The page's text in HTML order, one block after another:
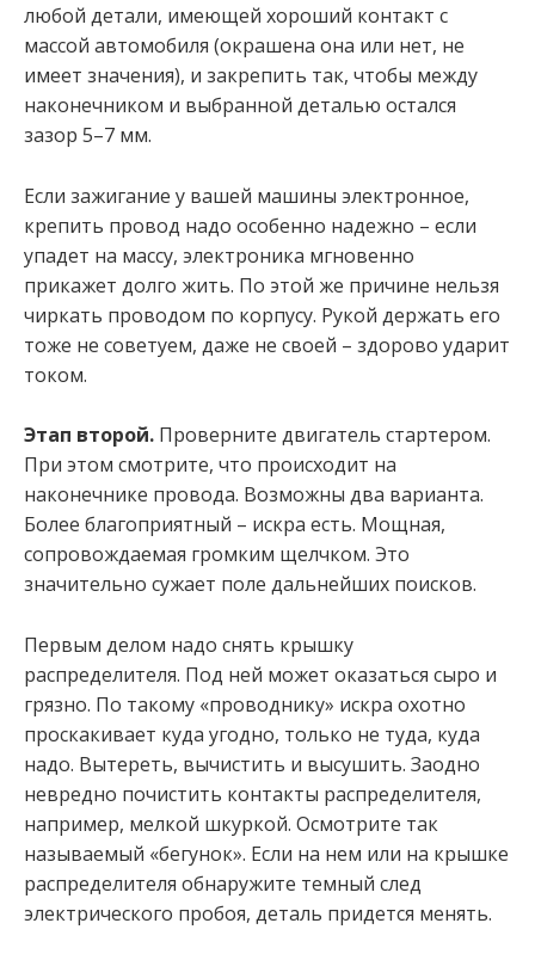
любой детали, имеющей хороший контакт с
массой автомобиля (окрашена она или нет, не
имеет значения), и закрепить так, чтобы между
наконечником и выбранной деталью остался
зазор 5–7 мм.
Если зажигание у вашей машины электронное,
крепить провод надо особенно надежно – если
упадет на массу, электроника мгновенно
прикажет долго жить. По этой же причине нельзя
чиркать проводом по корпусу. Рукой держать его
тоже не советуем, даже не своей – здорово ударит
током.
Этап второй. Проверните двигатель стартером.
При этом смотрите, что происходит на
наконечнике провода. Возможны два варианта.
Более благоприятный – искра есть. Мощная,
сопровождаемая громким щелчком. Это
значительно сужает поле дальнейших поисков.
Первым делом надо снять крышку
распределителя. Под ней может оказаться сыро и
грязно. По такому «проводнику» искра охотно
проскакивает куда угодно, только не туда, куда
надо. Вытереть, вычистить и высушить. Заодно
невредно почистить контакты распределителя,
например, мелкой шкуркой. Осмотрите так
называемый «бегунок». Если на нем или на крышке
распределителя обнаружите темный след
электрического пробоя, деталь придется менять.